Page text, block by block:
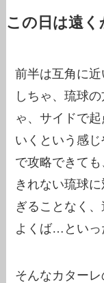
この日は遠
前半は互角に
しちゃ、琉球
ゃ、サイドで
いくという感
で攻略できて
きれない琉球
ぎることなく
よくば…といっ
そんなカター